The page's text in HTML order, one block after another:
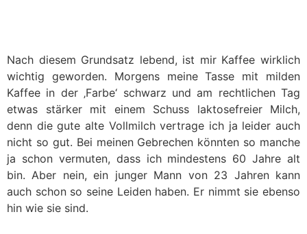
Nach diesem Grundsatz lebend, ist mir Kaffee wirklich
wichtig geworden. Morgens meine Tasse mit milden
Kaffee in der ‚Farbe‘ schwarz und am rechtlichen Tag
etwas stärker mit einem Schuss laktosefreier Milch,
denn die gute alte Vollmilch vertrage ich ja leider auch
nicht so gut. Bei meinen Gebrechen könnten so manche
ja schon vermuten, dass ich mindestens 60 Jahre alt
bin. Aber nein, ein junger Mann von 23 Jahren kann
auch schon so seine Leiden haben. Er nimmt sie ebenso
hin wie sie sind.